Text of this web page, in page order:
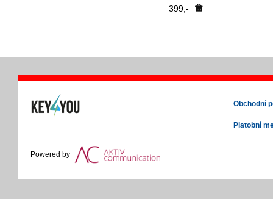
399,-
Powered by
Obchodní
Platobní